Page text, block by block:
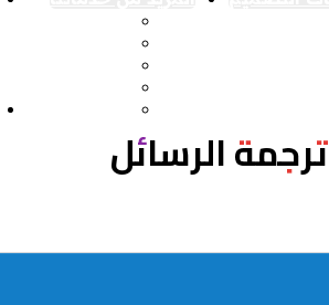
ترجمة الرسائل